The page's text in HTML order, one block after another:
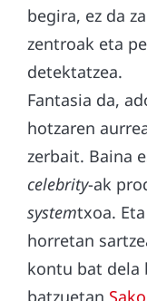
begira, ez da
zentroak eta
detektatzea.
Fantasia da,
hotzaren
zerbait. Baina
celebrity-ak
systemtxoa.
horretan
kontu bat dela